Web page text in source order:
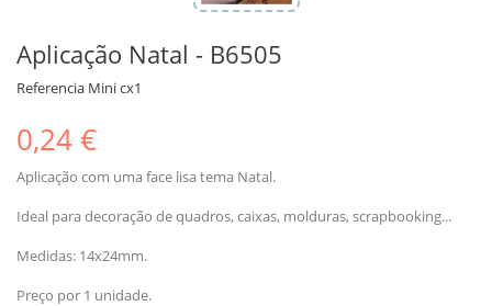
Aplicação Natal - B6505
Referencia Mini cx1
0,24 €
Aplicação com uma face lisa tema Natal.
Ideal para decoração de quadros, caixas, molduras, scrapbooking...
Medidas: 14x24mm.
Preço por 1 unidade.